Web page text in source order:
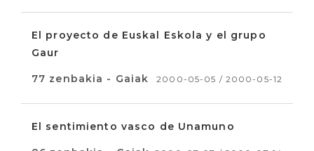
El proyecto de Euskal Eskola y el grupo
Gaur
77 zenbakia - Gaiak 2000-05-05 / 2000-05-12
El sentimiento vasco de Unamuno